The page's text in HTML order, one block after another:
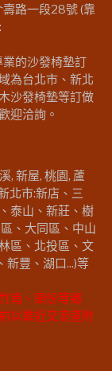
路一段28號 (靠
的沙發椅墊訂
為台北市、新北
沙發椅墊等訂做
迎洽詢。
, 新屋, 桃園, 蘆
北市:新店、三
泰山、新莊、樹
、大同區、中山
區、北投區、文
新豐、湖口...)等
南、頭份等鄉
以靠近交流道附